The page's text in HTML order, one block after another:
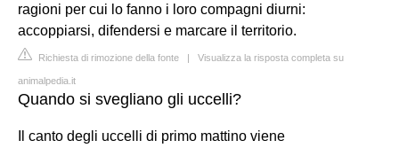
ragioni per cui lo fanno i loro compagni diurni:
accoppiarsi, difendersi e marcare il territorio.
Richiesta di rimozione della fonte | Visualizza la risposta completa su
animalpedia.it
Quando si svegliano gli uccelli?
Il canto degli uccelli di primo mattino viene